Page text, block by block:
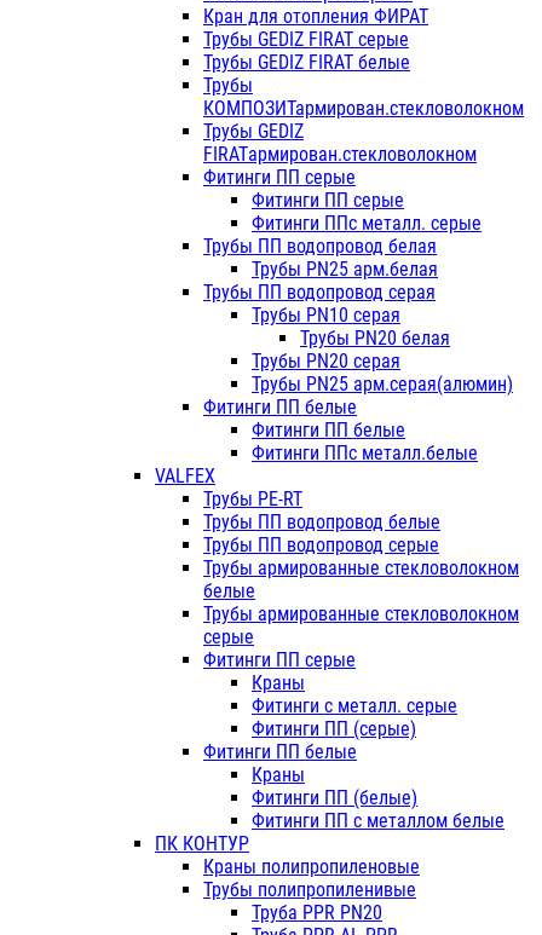
Кран для отопления ФИРАТ
Трубы GEDIZ FIRAT серые
Трубы GEDIZ FIRAT белые
Трубы
КОМПОЗИТармирован.стекловолокном
Трубы GEDIZ
FIRATармирован.стекловолокном
Фитинги ПП серые
Фитинги ПП серые
Фитинги ППс металл. серые
Трубы ПП водопровод белая
Трубы PN25 арм.белая
Трубы ПП водопровод серая
Трубы PN10 серая
Трубы PN20 белая
Трубы PN20 серая
Трубы PN25 арм.серая(алюмин)
Фитинги ПП белые
Фитинги ПП белые
Фитинги ППс металл.белые
VALFEX
Трубы PE-RT
Трубы ПП водопровод белые
Трубы ПП водопровод серые
Трубы армированные стекловолокном
белые
Трубы армированные стекловолокном
серые
Фитинги ПП серые
Краны
Фитинги с металл. серые
Фитинги ПП (серые)
Фитинги ПП белые
Краны
Фитинги ПП (белые)
Фитинги ПП с металлом белые
ПК КОНТУР
Краны полипропиленовые
Трубы полипропиленивые
Труба PPR PN20